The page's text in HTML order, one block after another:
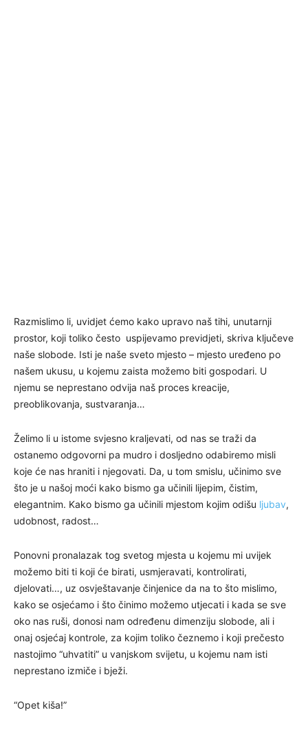
Razmislimo li, uvidjet ćemo kako upravo naš tihi, unutarnji
prostor, koji toliko često uspijevamo previdjeti, skriva ključeve
naše slobode. Isti je naše sveto mjesto – mjesto uređeno po
našem ukusu, u kojemu zaista možemo biti gospodari. U
njemu se neprestano odvija naš proces kreacije,
preoblikovanja, sustvaranja…
Želimo li u istome svjesno kraljevati, od nas se traži da
ostanemo odgovorni pa mudro i dosljedno odabiremo misli
koje će nas hraniti i njegovati. Da, u tom smislu, učinimo sve
što je u našoj moći kako bismo ga učinili lijepim, čistim,
elegantnim. Kako bismo ga učinili mjestom kojim odišu ljubav,
udobnost, radost…
Ponovni pronalazak tog svetog mjesta u kojemu mi uvijek
možemo biti ti koji će birati, usmjeravati, kontrolirati,
djelovati…, uz osvještavanje činjenice da na to što mislimo,
kako se osjećamo i što činimo možemo utjecati i kada se sve
oko nas ruši, donosi nam određenu dimenziju slobode, ali i
onaj osjećaj kontrole, za kojim toliko čeznemo i koji prečesto
nastojimo “uhvatiti” u vanjskom svijetu, u kojemu nam isti
neprestano izmiče i bježi.
“Opet kiša!”